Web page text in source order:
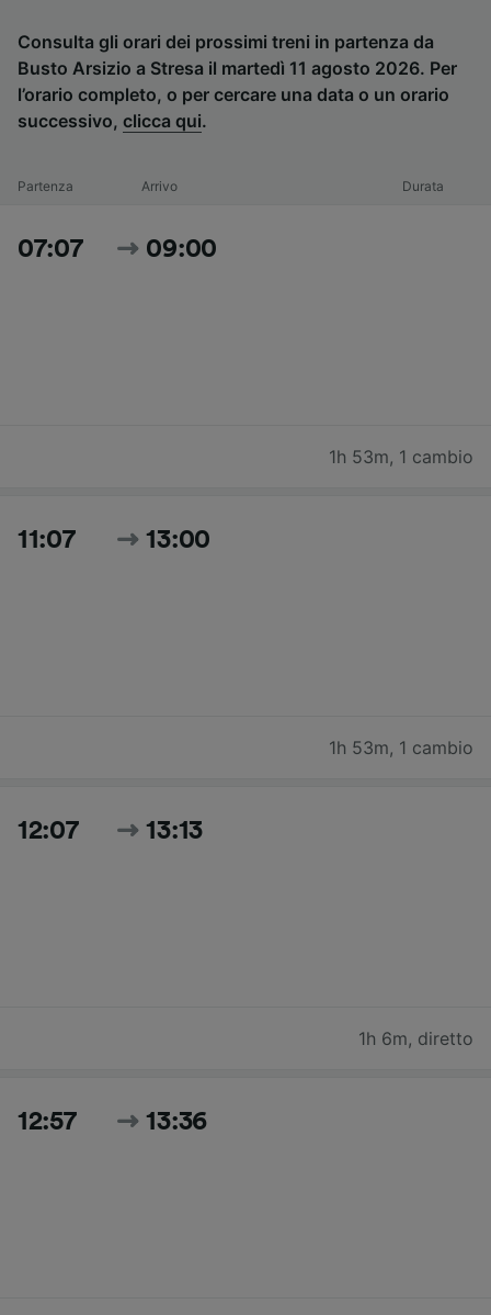
Consulta gli orari dei prossimi treni in partenza da
Busto Arsizio a Stresa il martedì 11 agosto 2026. Per
l’orario completo, o per cercare una data o un orario
successivo, clicca qui.
Partenza Arrivo Durata
07:07 09:00
1h 53m, 1 cambio
11:07 13:00
1h 53m, 1 cambio
12:07 13:13
1h 6m, diretto
12:57 13:36